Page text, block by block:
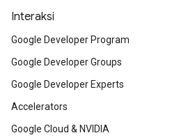
Interaksi
Google Developer Program
Google Developer Groups
Google Developer Experts
Accelerators
Google Cloud & NVIDIA